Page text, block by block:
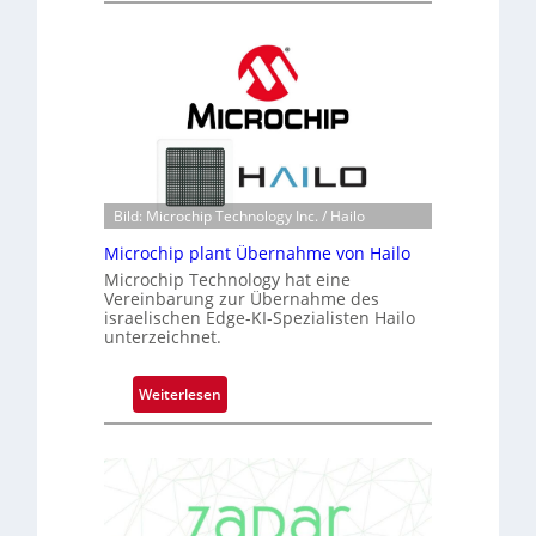
s
t
o
n
e
ü
b
e
r
i
m
r
Bild: Microchip Technology Inc. / Hailo
Microchip plant Übernahme von Hailo
Microchip Technology hat eine
Vereinbarung zur Übernahme des
israelischen Edge-KI-Spezialisten Hailo
unterzeichnet.
Weiterlesen
M
o